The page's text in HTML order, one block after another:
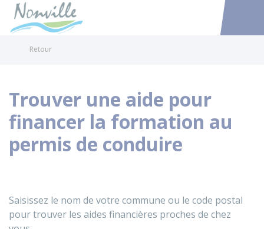
Accéder
Retour
Trouver une aide pour
financer la formation au
permis de conduire
Saisissez le nom de votre commune ou le code postal
pour trouver les aides financières proches de chez